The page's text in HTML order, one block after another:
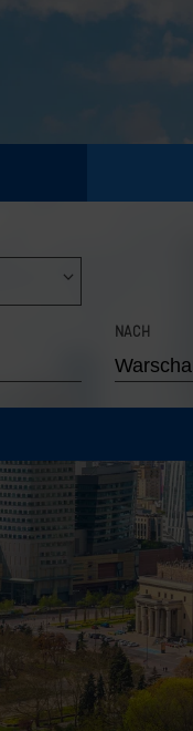
NACH